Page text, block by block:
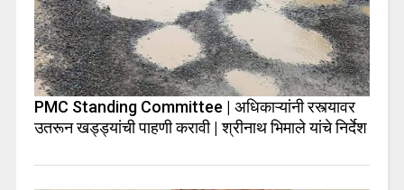
PMC Standing Committee | अधिकाऱ्यांनी रस्त्यावर
उतरून खड्ड्यांची पाहणी करावी | श्रीनाथ भिमाले यांचे निर्देश